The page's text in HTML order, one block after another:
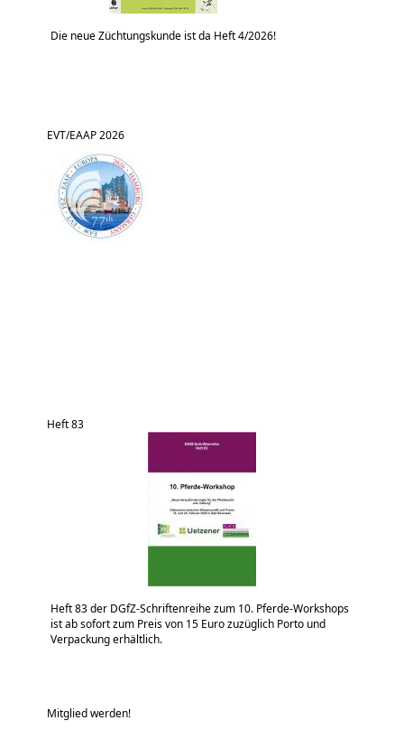
Die neue Züchtungskunde ist da Heft 4/2026!
EVT/EAAP 2026
Heft 83
Heft 83 der DGfZ-Schriftenreihe zum 10. Pferde-Workshops
ist ab sofort zum Preis von 15 Euro zuzüglich Porto und
Verpackung erhältlich.
Mitglied werden!